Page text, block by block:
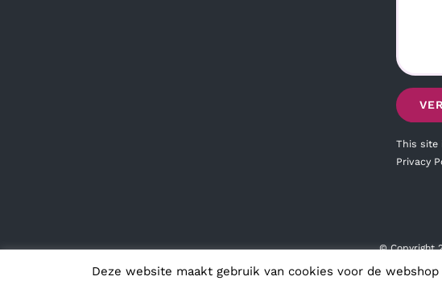
This site
Privacy
© Copyright
Deze website maakt gebruik van cookies voor de